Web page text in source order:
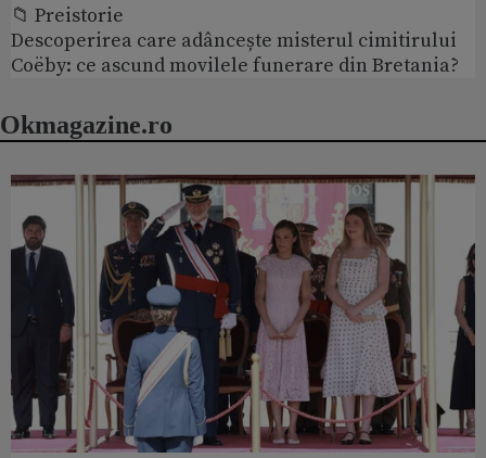
📁 Preistorie
Descoperirea care adâncește misterul cimitirului
Coëby: ce ascund movilele funerare din Bretania?
Okmagazine.ro